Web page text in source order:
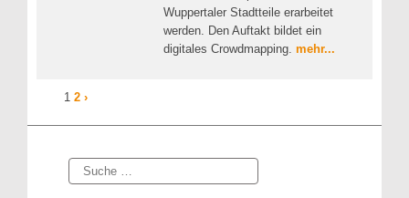
Wuppertaler Stadtteile erarbeitet
werden. Den Auftakt bildet ein
digitales Crowdmapping. mehr...
1 2 ›
Suche